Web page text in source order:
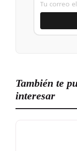
También te
interesar